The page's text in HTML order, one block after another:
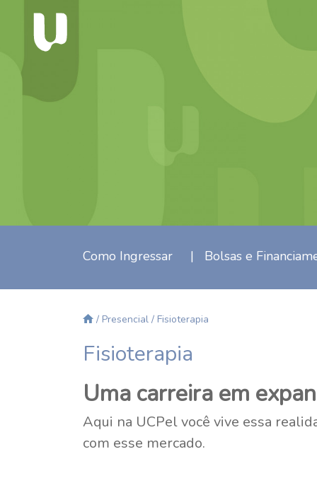
Como Ingressar | Bolsas e
/ Presencial / Fisioterapia
Fisioterapia
Uma carreira em
Aqui na UCPel você vive essa
com esse mercado.